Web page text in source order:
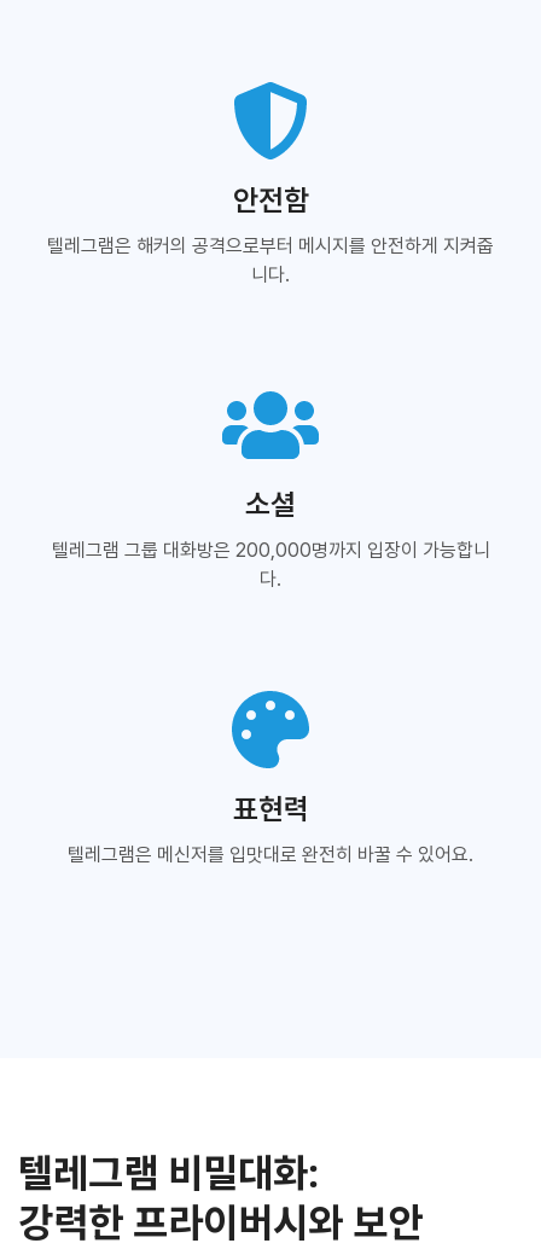
안전함
텔레그램은 해커의 공격으로부터 메시지를 안전하게 지켜줍
니다.
소셜
텔레그램 그룹 대화방은 200,000명까지 입장이 가능합니
다.
표현력
텔레그램은 메신저를 입맛대로 완전히 바꿀 수 있어요.
텔레그램 비밀대화:
강력한 프라이버시와 보안